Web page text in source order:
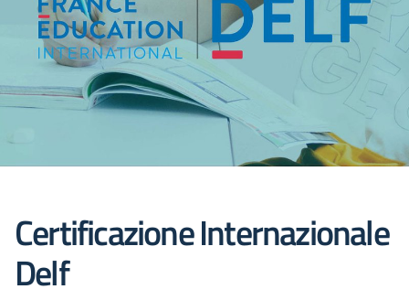
Certificazione Internazionale
Delf